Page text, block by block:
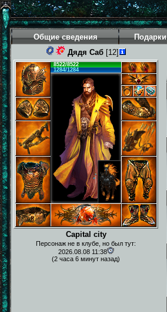
Общие сведения Подарки
Дядя Саб[12]
8522/8522
1284/1284
Capital city
Персонаж не в клубе, но был тут:
2026.08.08 11:38
(2 часа 6 минут назад)